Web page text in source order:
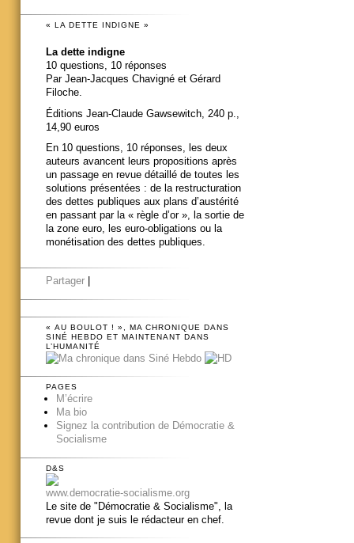
« LA DETTE INDIGNE »
La dette indigne
10 questions, 10 réponses
Par Jean-Jacques Chavigné et Gérard
Filoche.
Éditions Jean-Claude Gawsewitch, 240 p.,
14,90 euros
En 10 questions, 10 réponses, les deux
auteurs avancent leurs propositions après
un passage en revue détaillé de toutes les
solutions présentées : de la restructuration
des dettes publiques aux plans d’austérité
en passant par la « règle d’or », la sortie de
la zone euro, les euro-obligations ou la
monétisation des dettes publiques.
Partager
« AU BOULOT ! », MA CHRONIQUE DANS
SINÉ HEBDO ET MAINTENANT DANS
L’HUMANITÉ
PAGES
M’écrire
Ma bio
Signez la contribution de Démocratie &
Socialisme
D&S
www.democratie-socialisme.org
Le site de "Démocratie & Socialisme", la
revue dont je suis le rédacteur en chef.